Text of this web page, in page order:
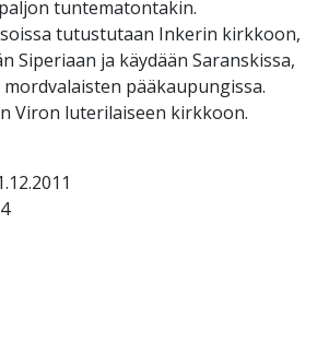
tuntematontakin.
tutustutaan Inkerin kirkkoon,
Siperiaan ja käydään Saranskissa,
pääkaupungissa.
Viron luterilaiseen kirkkoon.